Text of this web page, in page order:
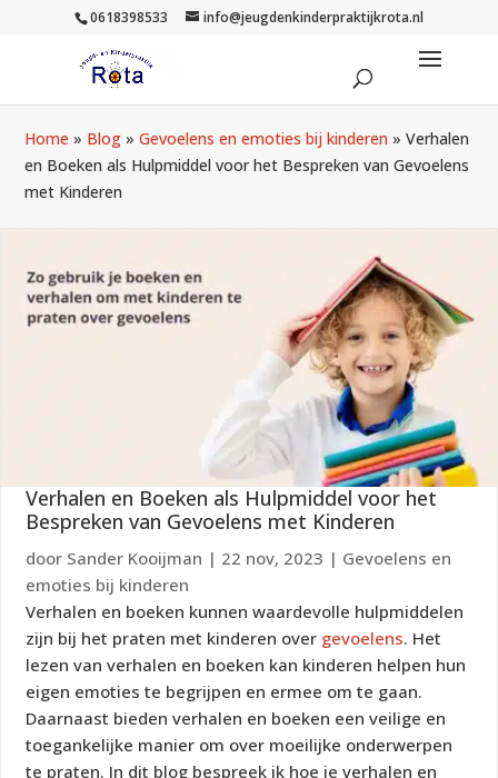
0618398533 info@jeugdenkinderpraktijkrota.nl
Home » Blog »Gevoelens en emoties bij kinderen »Verhalen
en Boeken als Hulpmiddel voor het Bespreken van Gevoelens
met Kinderen
Verhalen en Boeken als Hulpmiddel voor het
Bespreken van Gevoelens met Kinderen
door Sander Kooijman | 22 nov, 2023 | Gevoelens en
emoties bij kinderen
Verhalen en boeken kunnen waardevolle hulpmiddelen
zijn bij het praten met kinderen over gevoelens. Het
lezen van verhalen en boeken kan kinderen helpen hun
eigen emoties te begrijpen en ermee om te gaan.
Daarnaast bieden verhalen en boeken een veilige en
toegankelijke manier om over moeilijke onderwerpen
te praten. In dit blog bespreek ik hoe je verhalen en